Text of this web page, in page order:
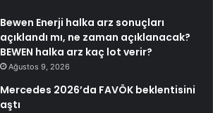
Bewen Enerji halka arz sonuçları
açıklandı mı, ne zaman açıklanacak?
BEWEN halka arz kaç lot verir?
Ağustos 9, 2026
Mercedes 2026’da FAVÖK beklentisini
aştı